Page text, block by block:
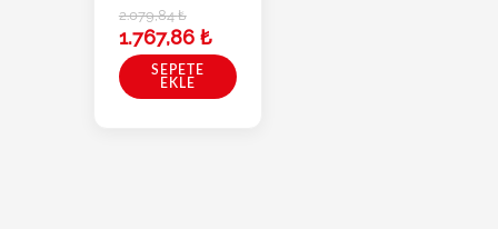
2.079,84₺
1.767,86 ₺
SEPETE
EKLE